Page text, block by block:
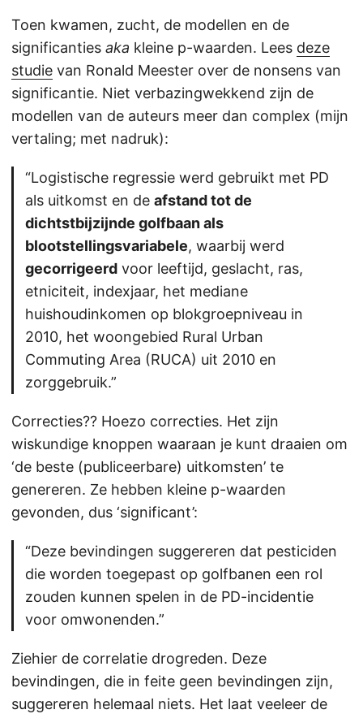
Toen kwamen, zucht, de modellen en de
significanties aka kleine p-waarden. Lees deze
studie van Ronald Meester over de nonsens van
significantie. Niet verbazingwekkend zijn de
modellen van de auteurs meer dan complex (mijn
vertaling; met nadruk):
“Logistische regressie werd gebruikt met PD
als uitkomst en de afstand tot de
dichtstbijzijnde golfbaan als
blootstellingsvariabele, waarbij werd
gecorrigeerd voor leeftijd, geslacht, ras,
etniciteit, indexjaar, het mediane
huishoudinkomen op blokgroepniveau in
2010, het woongebied Rural Urban
Commuting Area (RUCA) uit 2010 en
zorggebruik.”
Correcties?? Hoezo correcties. Het zijn
wiskundige knoppen waaraan je kunt draaien om
‘de beste (publiceerbare) uitkomsten’ te
genereren. Ze hebben kleine p-waarden
gevonden, dus ‘significant’:
“Deze bevindingen suggereren dat pesticiden
die worden toegepast op golfbanen een rol
zouden kunnen spelen in de PD-incidentie
voor omwonenden.”
Ziehier de correlatie drogreden. Deze
bevindingen, die in feite geen bevindingen zijn,
suggereren helemaal niets. Het laat veeleer de